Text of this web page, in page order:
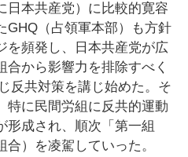
日本共産党）に比較的寛容
GHQ（占領軍本部）も方針
を頻発し、日本共産党が広
合から影響力を排除すべく
反共対策を講じ始めた。そ
特に民間労組に反共的運動
形成され、順次「第一組
）を凌駕していった。